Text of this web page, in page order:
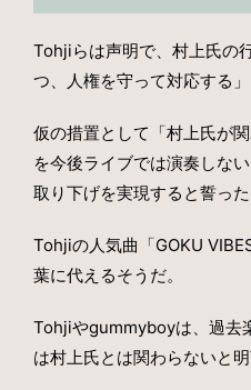
Tohjiらは声明で、村上氏の
つ、人権を守って対応する
仮の措置として「村上氏が
を今後ライブでは演奏しな
取り下げを実現すると誓った
Tohjiの人気曲「GOKU
葉に代えるそうだ。
Tohjiやgummyboyは、過去
は村上氏とは関わらないと明